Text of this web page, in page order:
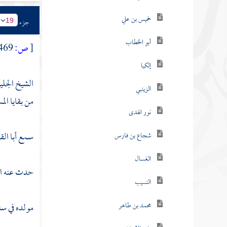
خميس بن علي
أبو الخطاب
إلكيا
الزينبي
نور الهدى
شجاع بن فارس
الغسال
النسيب
محمد بن طاهر
جزء 19
[ص:
الشيخ
من بقايا
سمعأبا
حدث عنه
مولده في